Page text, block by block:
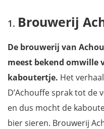
Abdij van Maredsous
Brouwerij Bellevaux
Chocoladefabriek Darcis
Brouwerij
De brouwerij van
meest bekend omwille
kaboutertje. Het
D’Achouffe sprak tot de
en dus mocht de
bier sieren. Brouwerij